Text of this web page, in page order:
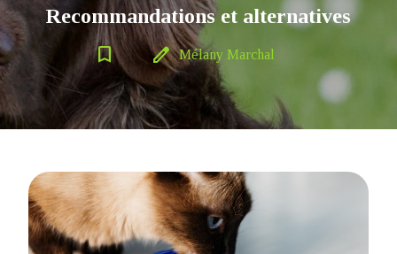
Recommandations et alternatives
bookmark_border edit Mélany Marchal